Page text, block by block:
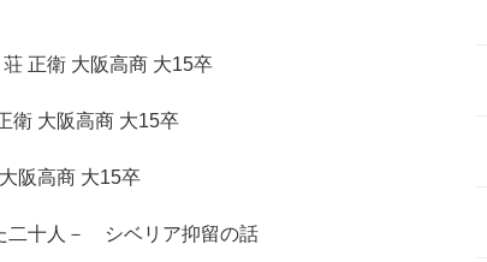
正衛 大阪高商 大15卒
大阪高商 大15卒
阪高商 大15卒
二十人－ シベリア抑留の話